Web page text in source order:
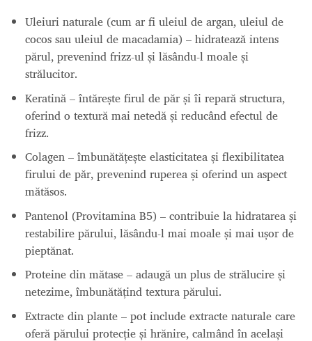
Uleiuri naturale (cum ar fi uleiul de argan, uleiul de
cocos sau uleiul de macadamia) – hidratează intens
părul, prevenind frizz-ul și lăsându-l moale și
strălucitor.
Keratină – întărește firul de păr și îi repară structura,
oferind o textură mai netedă și reducând efectul de
frizz.
Colagen – îmbunătățește elasticitatea și flexibilitatea
firului de păr, prevenind ruperea și oferind un aspect
mătăsos.
Pantenol (Provitamina B5) – contribuie la hidratarea și
restabilire părului, lăsându-l mai moale și mai ușor de
pieptănat.
Proteine din mătase – adaugă un plus de strălucire și
netezime, îmbunătățind textura părului.
Extracte din plante – pot include extracte naturale care
oferă părului protecție și hrănire, calmând în același